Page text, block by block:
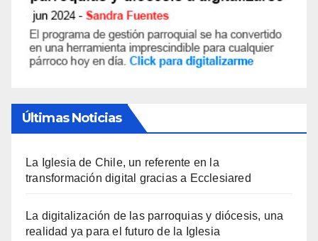
Últimas Noticias
La Iglesia de Chile, un referente en la
transformación digital gracias a Ecclesiared
La digitalización de las parroquias y diócesis, una
realidad ya para el futuro de la Iglesia